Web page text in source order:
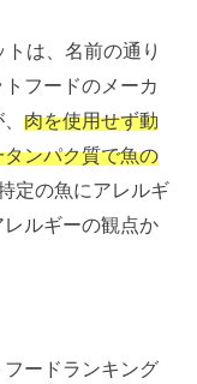
は、名前の通り
フードのメーカ
、肉を使用せず動
ンパク質で魚の
定の魚にアレルギ
ルギーの観点か
ードランキング